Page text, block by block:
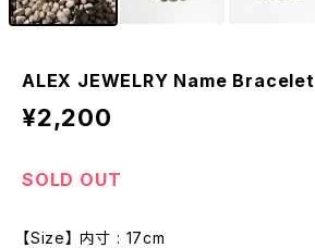
ALEX JEWELRY Name Bracelet
¥2,200
SOLD OUT
【Size】 内寸 : 17cm